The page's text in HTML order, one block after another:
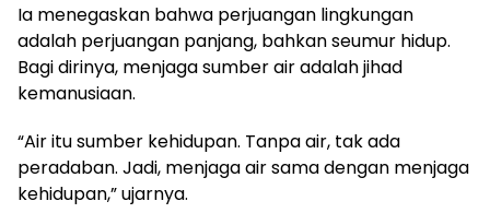
Ia menegaskan bahwa perjuangan lingkungan
adalah perjuangan panjang, bahkan seumur hidup.
Bagi dirinya, menjaga sumber air adalah jihad
kemanusiaan.
“Air itu sumber kehidupan. Tanpa air, tak ada
peradaban. Jadi, menjaga air sama dengan menjaga
kehidupan,” ujarnya.